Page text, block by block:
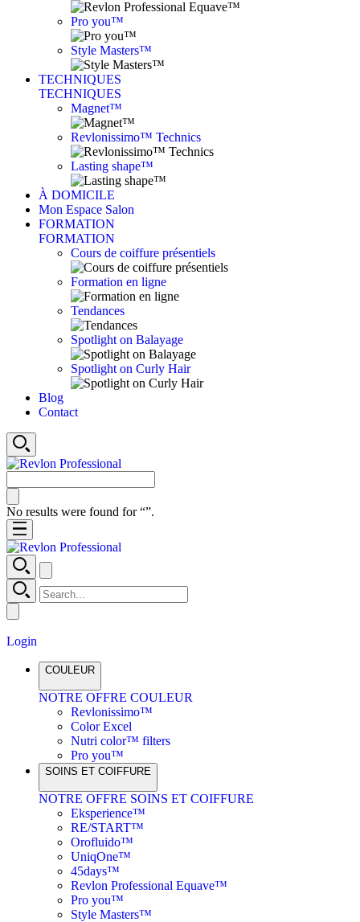
Pro you™
Style Masters™
TECHNIQUES
TECHNIQUES
Magnet™
Revlonissimo™ Technics
Lasting shape™
À DOMICILE
Mon Espace Salon
FORMATION
FORMATION
Cours de coiffure présentiels
Formation en ligne
Tendances
Spotlight on Balayage
Spotlight on Curly Hair
Blog
Contact
No results were found for “”.
Login
COULEUR
NOTRE OFFRE COULEUR
Revlonissimo™
Color Excel
Nutri color™ filters
Pro you™
SOINS ET COIFFURE
NOTRE OFFRE SOINS ET COIFFURE
Eksperience™
RE/START™
Orofluido™
UniqOne™
45days™
Revlon Professional Equave™
Pro you™
Style Masters™